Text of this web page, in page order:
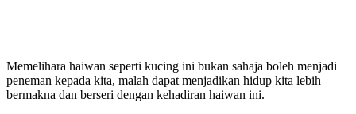
Memelihara haiwan seperti kucing ini bukan sahaja boleh menjadi
peneman kepada kita, malah dapat menjadikan hidup kita lebih
bermakna dan berseri dengan kehadiran haiwan ini.